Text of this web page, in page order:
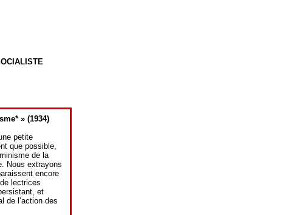
» (1934)
petite
que possible,
de la
Nous extrayons
encore
lectrices
et
de l’action des